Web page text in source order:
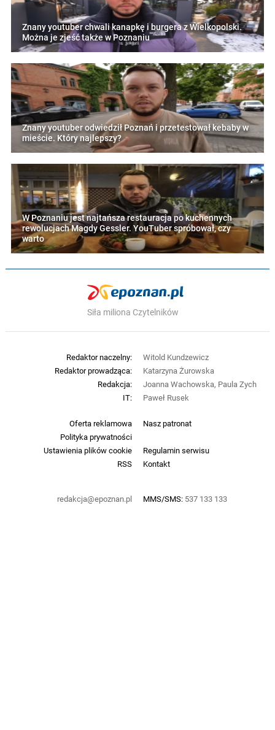
Znany youtuber chwali kanapkę i burgera z Wielkopolski.
Można je zjeść także w Poznaniu
Znany youtuber odwiedził Poznań i przetestował kebaby w
mieście. Który najlepszy?
W Poznaniu jest najtańsza restauracja po kuchennych
rewolucjach Magdy Gessler. YouTuber spróbował, czy
warto
Siła miliona Czytelników
Oferta reklamowa
Nasz patronat
Polityka prywatności
Ustawienia plików cookie
Regulamin serwisu
RSS
Kontakt
redakcja@epoznan.pl MMS/SMS: 537 133 133
Redaktor naczelny:
Witold Kundzewicz
Redaktor prowadząca:
Katarzyna Żurowska
Redakcja:
Joanna Wachowska, Paula Zych
IT:
Paweł Rusek